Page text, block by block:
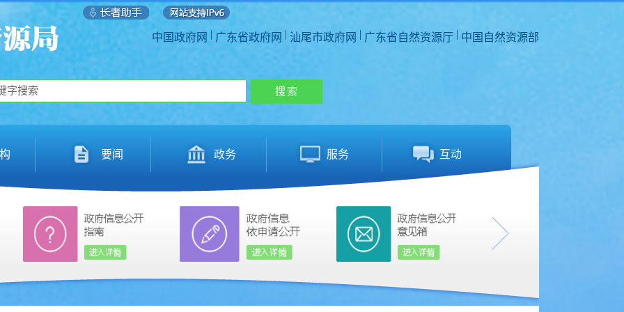
中国政府网 | 广东省政府网 | 汕尾市政府网 | 广东省自然资源厅 | 中国自然资源部
要闻 政务 服务 互动